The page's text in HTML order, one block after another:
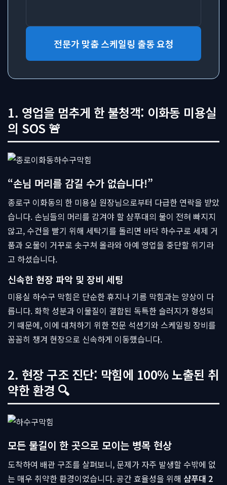
전문가 맞춤 스케일링 출동 요청
1. 영업을 멈추게 한 불청객: 이화동 미용실
의 SOS 🚨
“손님 머리를 감길 수가 없습니다!”
종로구 이화동의 한 미용실 원장님으로부터 다급한 연락을 받았
습니다. 손님들의 머리를 감겨야 할 샴푸대의 물이 전혀 빠지지
않고, 수건을 빨기 위해 세탁기를 돌리면 바닥 하수구로 세제 거
품과 오물이 거꾸로 솟구쳐 올라와 아예 영업을 중단할 위기라
고 하셨습니다.
신속한 현장 파악 및 장비 세팅
미용실 하수구 막힘은 단순한 휴지나 기름 막힘과는 양상이 다
릅니다. 화학 성분과 이물질이 결합된 독특한 슬러지가 형성되
기 때문에, 이에 대처하기 위한 전문 석션기와 스케일링 장비를
꼼꼼히 챙겨 현장으로 신속하게 이동했습니다.
2. 현장 구조 진단: 막힘에 100% 노출된 취
약한 환경 🔍
모든 물길이 한 곳으로 모이는 병목 현상
도착하여 배관 구조를 살펴보니, 문제가 자주 발생할 수밖에 없
는 매우 취약한 환경이었습니다. 공간 효율성을 위해 샴푸대 2